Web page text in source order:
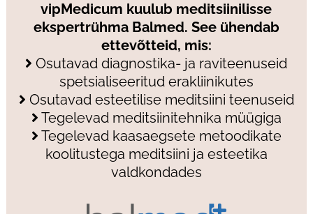
vipMedicum kuulub meditsiinilisse
ekspertrühma Balmed. See ühendab
ettevõtteid, mis:
Osutavad diagnostika- ja raviteenuseid
spetsialiseeritud erakliinikutes
Osutavad esteetilise meditsiini teenuseid
Tegelevad meditsiinitehnika müügiga
Tegelevad kaasaegsete metoodikate
koolitustega meditsiini ja esteetika
valdkondades